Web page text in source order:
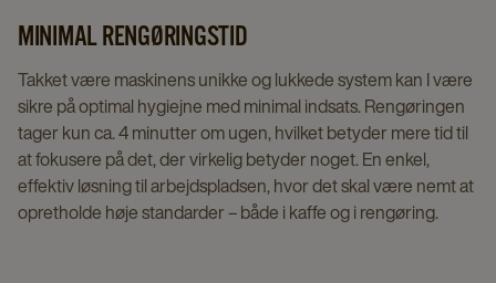
MINIMAL RENGØRINGSTID
Takket være maskinens unikke og lukkede system kan I være
sikre på optimal hygiejne med minimal indsats. Rengøringen
tager kun ca. 4 minutter om ugen, hvilket betyder mere tid til
at fokusere på det, der virkelig betyder noget. En enkel,
effektiv løsning til arbejdspladsen, hvor det skal være nemt at
opretholde høje standarder – både i kaffe og i rengøring.